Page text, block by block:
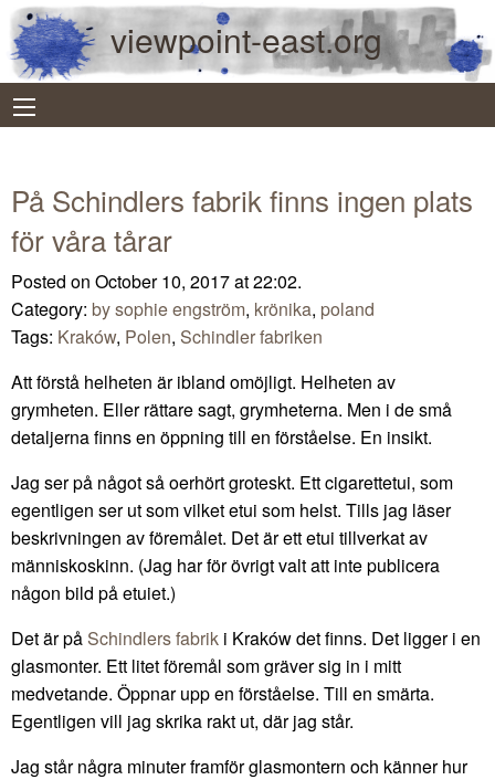
viewpoint-east.org
På Schindlers fabrik finns ingen plats
för våra tårar
Posted on October 10, 2017 at 22:02.
Category: by sophie engström, krönika, poland
Tags: Kraków, Polen, Schindler fabriken
Att förstå helheten är ibland omöjligt. Helheten av
grymheten. Eller rättare sagt, grymheterna. Men i de små
detaljerna finns en öppning till en förståelse. En insikt.
Jag ser på något så oerhört groteskt. Ett cigarettetui, som
egentligen ser ut som vilket etui som helst. Tills jag läser
beskrivningen av föremålet. Det är ett etui tillverkat av
människoskinn. (Jag har för övrigt valt att inte publicera
någon bild på etuiet.)
Det är på Schindlers fabrik i Kraków det finns. Det ligger i en
glasmonter. Ett litet föremål som gräver sig in i mitt
medvetande. Öppnar upp en förståelse. Till en smärta.
Egentligen vill jag skrika rakt ut, där jag står.
Jag står några minuter framför glasmontern och känner hur